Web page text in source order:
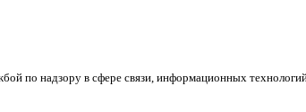
по надзору в сфере связи, информационных